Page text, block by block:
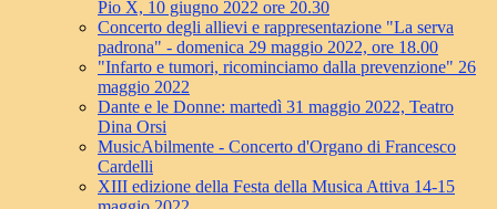
Pio X, 10 giugno 2022 ore 20.30
Concerto degli allievi e rappresentazione "La serva
padrona" - domenica 29 maggio 2022, ore 18.00
"Infarto e tumori, ricominciamo dalla prevenzione" 26
maggio 2022
Dante e le Donne: martedì 31 maggio 2022, Teatro
Dina Orsi
MusicAbilmente - Concerto d'Organo di Francesco
Cardelli
XIII edizione della Festa della Musica Attiva 14-15